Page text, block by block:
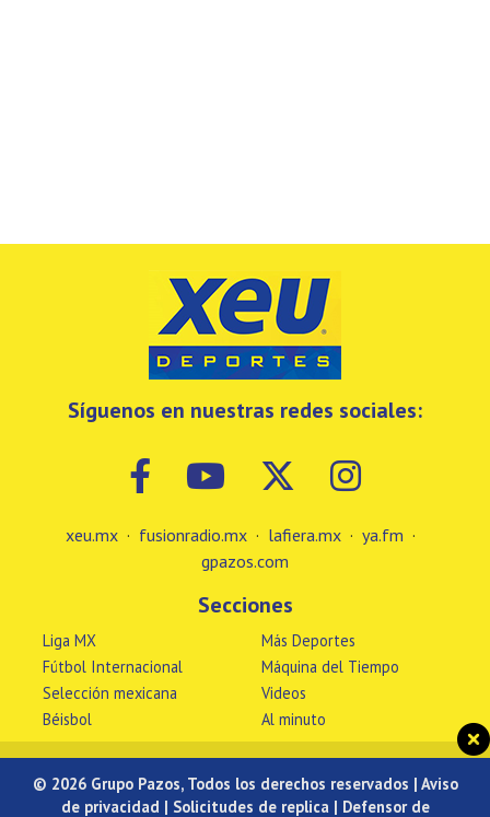
Síguenos en nuestras redes sociales:
xeu.mx · fusionradio.mx · lafiera.mx · ya.fm ·
gpazos.com
Secciones
Liga MX
Fútbol Internacional
Selección mexicana
Béisbol
Más Deportes
Máquina del Tiempo
Videos
Al minuto
© 2026 Grupo Pazos, Todos los derechos reservados | Aviso
de privacidad | Solicitudes de replica| Defensor de